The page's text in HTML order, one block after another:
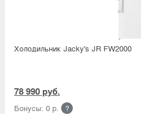
Холодильник Jacky's JR FW2000
78 990 руб.
Бонусы: 0 р. ?